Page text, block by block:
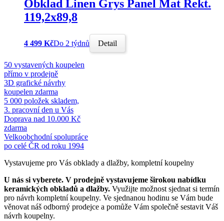
Obklad Linen Grys Panel Mat Rekt.
119,2x89,8
4 499 KčDo 2 týdnů Detail
50 vystavených koupelen
přímo v prodejně
3D grafické návrhy
koupelen zdarma
5 000 položek skladem,
3. pracovní den u Vás
Doprava nad 10.000 Kč
zdarma
Velkoobchodní spolupráce
po celé ČR od roku 1994
Vystavujeme pro Vás obklady a dlažby, kompletní koupelny
U nás si vyberete. V prodejně vystavujeme širokou nabídku
keramických obkladů a dlažby. Využijte možnost sjednat si termín
pro návrh kompletní koupelny. Ve sjednanou hodinu se Vám bude
věnovat náš odborný prodejce a pomůže Vám společně sestavit Váš
návrh koupelny.